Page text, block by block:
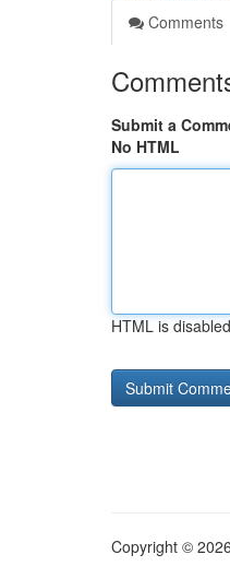
Comments
Submit a
No HTML
HTML is disabled
Copyright ©